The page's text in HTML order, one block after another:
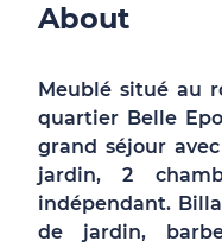
About
Meublé situé au
quartier Belle
grand séjour
jardin, 2
indépendant.
de jardin,